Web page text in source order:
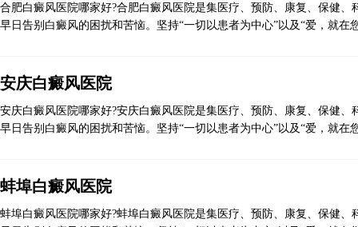
合肥白癜风医院哪家好?合肥白癜风医院是集医疗、预防、康复、保健
早日告别白癜风的困扰和苦恼。坚持“一切以患者为中心”以及“爱，就在
安庆白癜风医院
安庆白癜风医院哪家好?安庆白癜风医院是集医疗、预防、康复、保健
早日告别白癜风的困扰和苦恼。坚持“一切以患者为中心”以及“爱，就在
蚌埠白癜风医院
蚌埠白癜风医院哪家好?蚌埠白癜风医院是集医疗、预防、康复、保健